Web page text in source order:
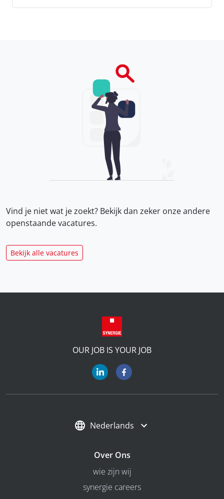
Vind je niet wat je zoekt? Bekijk dan zeker onzeandere
openstaande vacatures.
Bekijk alle vacatures
OUR JOB IS YOUR JOB
Nederlands
Over Ons
wie zijn wij
synergie careers